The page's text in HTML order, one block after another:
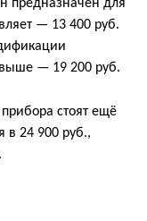
предназначен для
— 13 400 руб.
— 19 200 руб.
стоят ещё
в 24 900 руб.,